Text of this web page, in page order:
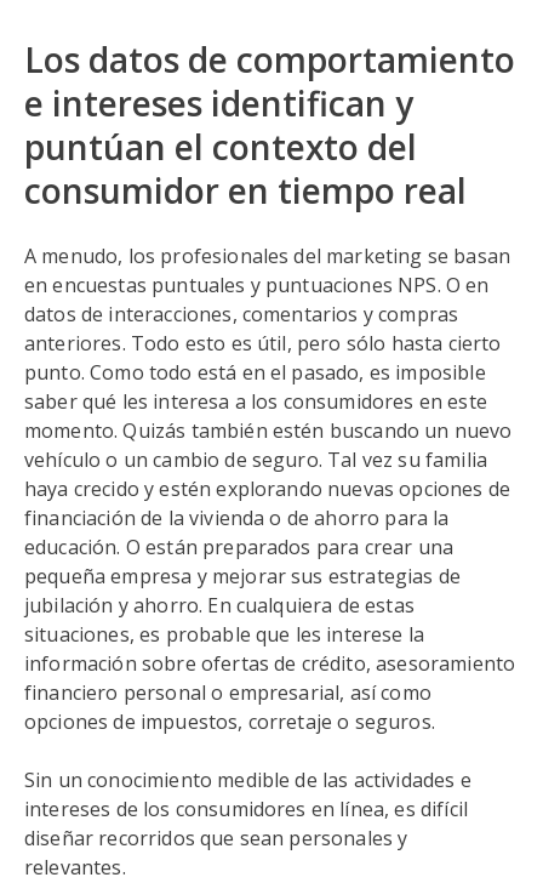
Los datos de comportamiento
e intereses identifican y
puntúan el contexto del
consumidor en tiempo real
A menudo, los profesionales del marketing se basan
en encuestas puntuales y puntuaciones NPS. O en
datos de interacciones, comentarios y compras
anteriores. Todo esto es útil, pero sólo hasta cierto
punto. Como todo está en el pasado, es imposible
saber qué les interesa a los consumidores en este
momento. Quizás también estén buscando un nuevo
vehículo o un cambio de seguro. Tal vez su familia
haya crecido y estén explorando nuevas opciones de
financiación de la vivienda o de ahorro para la
educación. O están preparados para crear una
pequeña empresa y mejorar sus estrategias de
jubilación y ahorro. En cualquiera de estas
situaciones, es probable que les interese la
información sobre ofertas de crédito, asesoramiento
financiero personal o empresarial, así como
opciones de impuestos, corretaje o seguros.
Sin un conocimiento medible de las actividades e
intereses de los consumidores en línea, es difícil
diseñar recorridos que sean personales y
relevantes.